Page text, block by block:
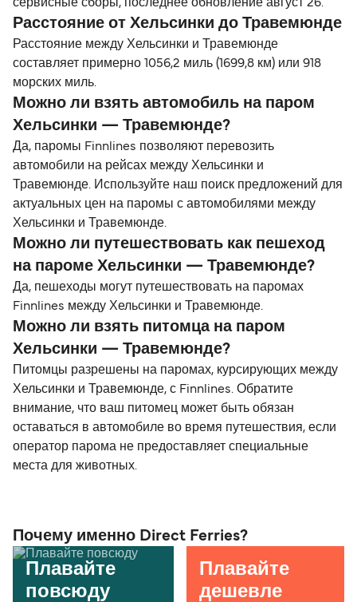
сервисные сборы, последнее обновление август 26.
Расстояние от Хельсинки до Травемюнде
Расстояние между Хельсинки и Травемюнде
составляет примерно 1056,2 миль (1699,8 км) или 918
морских миль.
Можно ли взять автомобиль на паром
Хельсинки — Травемюнде?
Да, паромы Finnlines позволяют перевозить
автомобили на рейсах между Хельсинки и
Травемюнде. Используйте наш поиск предложений для
актуальных цен на паромы с автомобилями между
Хельсинки и Травемюнде.
Можно ли путешествовать как пешеход
на пароме Хельсинки — Травемюнде?
Да, пешеходы могут путешествовать на паромах
Finnlines между Хельсинки и Травемюнде.
Можно ли взять питомца на паром
Хельсинки — Травемюнде?
Питомцы разрешены на паромах, курсирующих между
Хельсинки и Травемюнде, с Finnlines. Обратите
внимание, что ваш питомец может быть обязан
оставаться в автомобиле во время путешествия, если
оператор парома не предоставляет специальные
места для животных.
Почему именно Direct Ferries?
Плавайте
повсюду
Плавайте
дешевле